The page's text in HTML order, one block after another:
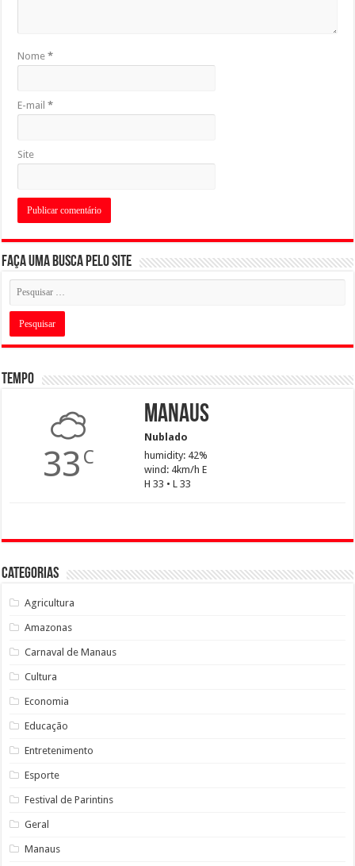
Nome*
E-mail*
Site
Faça uma busca pelo Site
Tempo
33 C
Manaus
Nublado
humidity: 42%
wind: 4km/h E
H 33 • L 33
Categorias
Agricultura
Amazonas
Carnaval de Manaus
Cultura
Economia
Educação
Entretenimento
Esporte
Festival de Parintins
Geral
Manaus